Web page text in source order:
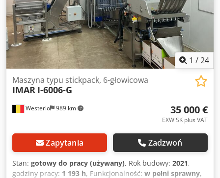
1 /24
Westerlo 989 km
Maszyna typu stickpack, 6-głowicowa
IMAR I-6006-G
35 000 €
EXW SK plus VAT
Zapytania Zadzwoń
Stan: gotowy do pracy (używany), Rok budowy: 2021,
godziny pracy: 1 193 h, Funkcjonalność: w pełni sprawny,